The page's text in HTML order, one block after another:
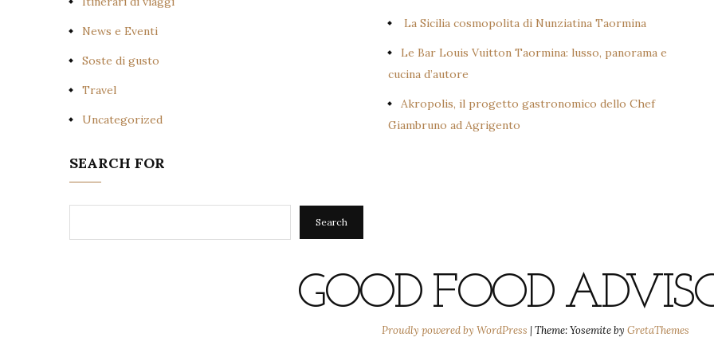
News e Eventi
Soste di gusto
Travel
Uncategorized
La Sicilia cosmopolita di Nunziatina Taormina
Le Bar Louis Vuitton Taormina: lusso, panorama e
cucina d’autore
Akropolis, il progetto gastronomico dello Chef
Giambruno ad Agrigento
SEARCH FOR
Search
GOOD FOOD
Proudly powered by WordPress |Theme: Yosemite by GretaThemes